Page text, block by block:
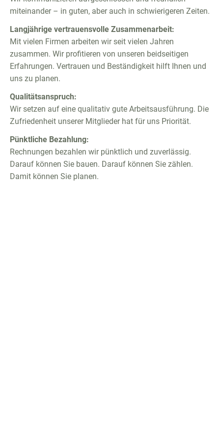
miteinander – in guten, aber auch in schwierigeren Zeiten.
Langjährige vertrauensvolle Zusammenarbeit:
Mit vielen Firmen arbeiten wir seit vielen Jahren
zusammen. Wir profitieren von unseren beidseitigen
Erfahrungen. Vertrauen und Beständigkeit hilft Ihnen und
uns zu planen.
Qualitätsanspruch:
Wir setzen auf eine qualitativ gute Arbeitsausführung. Die
Zufriedenheit unserer Mitglieder hat für uns Priorität.
Pünktliche Bezahlung:
Rechnungen bezahlen wir pünktlich und zuverlässig.
Darauf können Sie bauen. Darauf können Sie zählen.
Damit können Sie planen.